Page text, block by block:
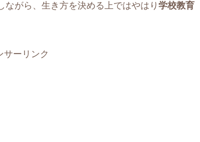
がら、生き方を決める上ではやはり 学校教育
サーリンク